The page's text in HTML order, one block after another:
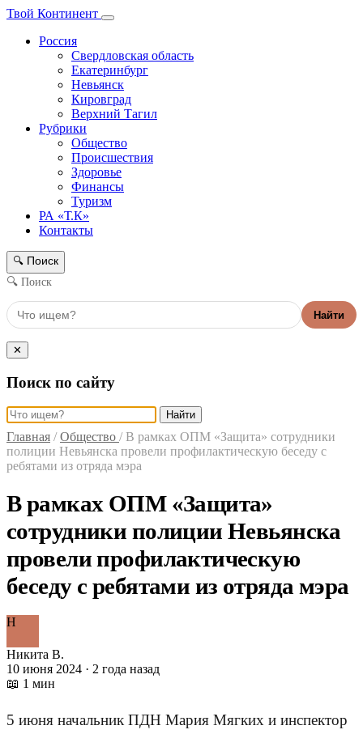
Твой Континент
Россия
Свердловская область
Екатеринбург
Невьянск
Кировград
Верхний Тагил
Рубрики
Общество
Происшествия
Здоровье
Финансы
Туризм
РА «Т.К»
Контакты
🔍 Поиск
🔍 Поиск
Найти
✕
Поиск по сайту
Найти
Главная / Общество / В рамках ОПМ «Защита» сотрудники
полиции Невьянска провели профилактическую беседу с
ребятами из отряда мэра
В рамках ОПМ «Защита»
сотрудники полиции Невьянска
провели профилактическую
беседу с ребятами из отряда мэра
Н
Никита В.
10 июня 2024 · 2 года назад
📖 1 мин
5 июня начальник ПДН Мария Мягких и инспектор